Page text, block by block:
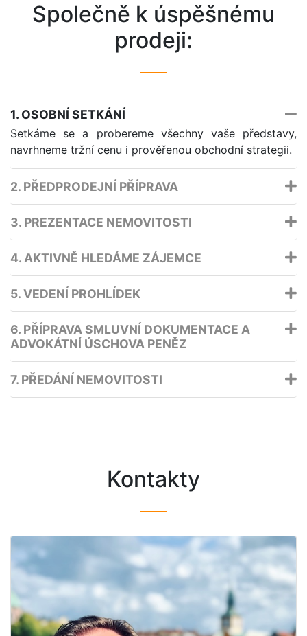
Společně k úspěšnému
prodeji:
1. OSOBNÍ SETKÁNÍ
Setkáme se a probereme všechny vaše představy,
navrhneme tržní cenu i prověřenou obchodní strategii.
2. PŘEDPRODEJNÍ PŘÍPRAVA
3. PREZENTACE NEMOVITOSTI
4. AKTIVNĚ HLEDÁME ZÁJEMCE
5. VEDENÍ PROHLÍDEK
6. PŘÍPRAVA SMLUVNÍ DOKUMENTACE A
ADVOKÁTNÍ ÚSCHOVA PENĚZ
7. PŘEDÁNÍ NEMOVITOSTI
Kontakty